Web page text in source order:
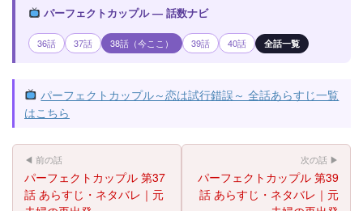
パーフェクトカップル — 話数ナビ
36話 37話 38話（今ここ） 39話 40話 全話一覧
パーフェクトカップル～恋は試行錯誤～ 全話あらすじ一覧
はこちら
◀ 前の話
パーフェクトカップル 第37
話 あらすじ・ネタバレ｜元
次の話 ▶
パーフェクトカップル 第39
話 あらすじ・ネタバレ｜元